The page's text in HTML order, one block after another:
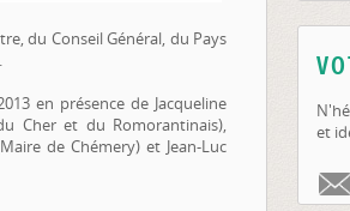
du Conseil Général, du Pays
en présence de Jacqueline
Cher et du Romorantinais),
de Chémery) et Jean-Luc
et